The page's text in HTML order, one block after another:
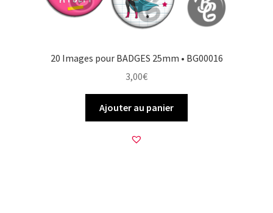
20 Images pour BADGES 25mm • BG00016
3,00€
Ajouter au panier